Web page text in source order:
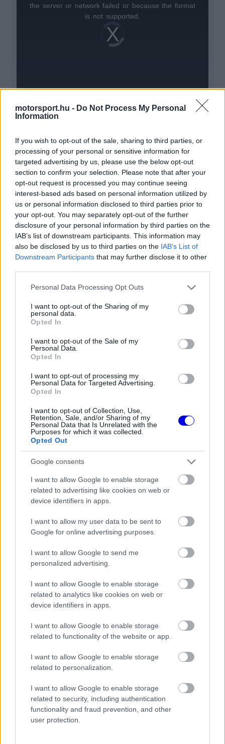
motorsport.hu - Do Not Process My Personal
Information
If you wish to opt-out of the sale, sharing to third parties, or
processing of your personal or sensitive information for
targeted advertising by us, please use the below opt-out
section to confirm your selection. Please note that after your
opt-out request is processed you may continue seeing
interest-based ads based on personal information utilized by
us or personal information disclosed to third parties prior to
your opt-out. You may separately opt-out of the further
disclosure of your personal information by third parties on the
IAB’s list of downstream participants. This information may
also be disclosed by us to third parties on the IAB’s List of
Downstream Participants that may further disclose it to other
Please note that this website/app uses one or more Google
not limited to your visit or usage behaviour. You may click to
grant or deny consent to Google and its third-party tags to
use your data for below specified purposes in below Google
consent section.
Personal Data Processing Opt Outs
I want to opt-out of the Sharing of my
personal data.
Opted In
I want to opt-out of the Sale of my
Personal Data.
Opted In
I want to opt-out of processing my
Personal Data for Targeted Advertising.
Opted In
I want to opt-out of Collection, Use,
Retention, Sale, and/or Sharing of my
Personal Data that Is Unrelated with the
Purposes for which it was collected.
Opted Out
Google consents
I want to allow Google to enable storage
related to advertising like cookies on web or
device identifiers in apps.
I want to allow my user data to be sent to
Google for online advertising purposes.
I want to allow Google to send me
personalized advertising.
I want to allow Google to enable storage
related to analytics like cookies on web or
device identifiers in apps.
I want to allow Google to enable storage
related to functionality of the website or app.
I want to allow Google to enable storage
related to personalization.
I want to allow Google to enable storage
related to security, including authentication
functionality and fraud prevention, and other
user protection.
Video
Player
loading.
the server or network failed or because the format
is not supported.
Elismerés a hibrideknek
A Haas F1 Team brit versenyzője először a
jelenlegi korszak eredményeit méltatta, hiszen
2014 óta a sportág V6-os turbó-hibrid motorokat
használ, amelyek technológiai szempontból új
irányt szabtak az autógyártásnak is.
EZEKET IS AJÁNLJUK
FORMA-1
évekre meghatározhatja a sikerét
Adrian Newey tiszta vizet öntött a
Bankot robbanthat a Ferrari Max
Verstappen megszerzéséért
A fejlesztések jelentőségéről beszélve Bearman
emlékeztetett arra, hogy ezek az újítások idővel
az utcai modellekben is megjelennek. „A Forma–1
fejlesztésének élvonalában” – mondta a
Haas
kiemelte, hiszen az idei szabályok már teljes
mértékben ilyen üzemanyag használatát írják elő.
„Ebben is úttörők voltak, és a most használt
üzemanyag teljesen fenntartható, ami
fantasztikus” – tette hozzá.
Bearman szerint ugyanakkor a technológia ára
még magas. „Igen, egyelőre drága lenne a
mindennapi autózásban alkalmazni, de valahol el